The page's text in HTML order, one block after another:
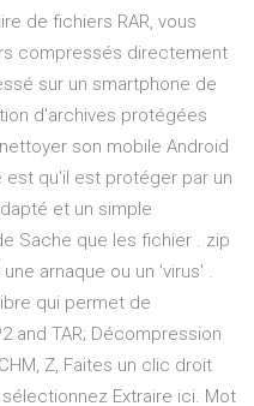
de fichiers RAR, vous
compressés directement
sur un smartphone de
d'archives protégées
son mobile Android
est qu'il est protéger par un
et un simple
Sache que les fichier . zip
arnaque ou un 'virus' .
qui permet de
and TAR; Décompression
Z, Faites un clic droit
Extraire ici. Mot